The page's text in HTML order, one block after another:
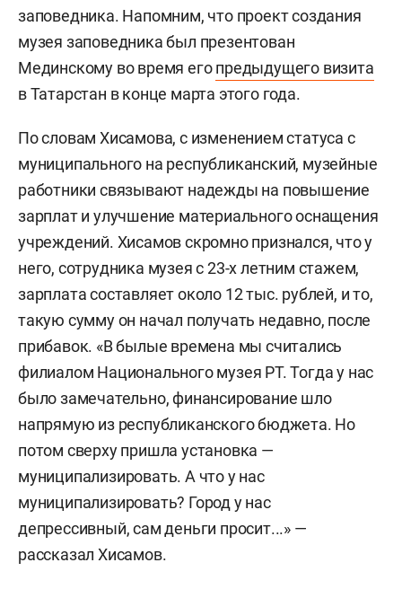
заповедника. Напомним, что проект создания
музея заповедника был презентован
Мединскому во время егопредыдущего визита
в Татарстан в конце марта этого года.
По словам Хисамова, с изменением статуса с
муниципального на республиканский, музейные
работники связывают надежды на повышение
зарплат и улучшение материального оснащения
учреждений. Хисамов скромно признался, что у
него, сотрудника музея с 23-х летним стажем,
зарплата составляет около 12 тыс. рублей, и то,
такую сумму он начал получать недавно, после
прибавок. «В былые времена мы считались
филиалом Национального музея РТ. Тогда у нас
было замечательно, финансирование шло
напрямую из республиканского бюджета. Но
потом сверху пришла установка —
муниципализировать. А что у нас
муниципализировать? Город у нас
депрессивный, сам деньги просит...» —
рассказал Хисамов.